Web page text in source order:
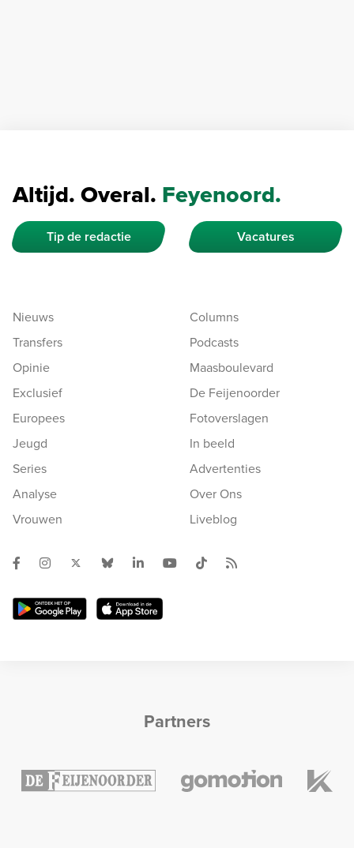
Altijd. Overal. Feyenoord.
Tip de redactie Vacatures
Nieuws
Transfers
Opinie
Exclusief
Europees
Jeugd
Series
Analyse
Vrouwen
Columns
Podcasts
Maasboulevard
De Feijenoorder
Fotoverslagen
In beeld
Advertenties
Over Ons
Liveblog
Partners